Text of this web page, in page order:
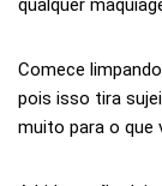
qualquer
Comece
pois isso tira
muito para o que